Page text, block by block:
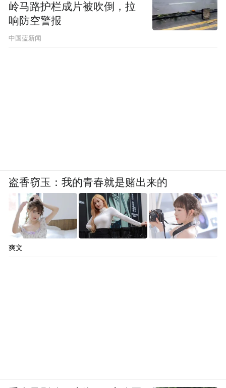
岭马路护栏成片被吹倒，拉
响防空警报
中国蓝新闻
盗香窃玉：我的青春就是赌出来的
爽文